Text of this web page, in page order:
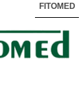
FITOMED